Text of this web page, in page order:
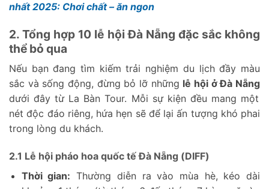
nhất 2025: Chơi chất – ăn ngon
2. Tổng hợp 10 lễ hội Đà Nẵng đặc sắc không
thể bỏ qua
Nếu bạn đang tìm kiếm trải nghiệm du lịch đầy màu
sắc và sống động, đừng bỏ lỡ những lễ hội ở Đà Nẵng
dưới đây từ La Bàn Tour. Mỗi sự kiện đều mang một
nét độc đáo riêng, hứa hẹn sẽ để lại ấn tượng khó phai
trong lòng du khách.
2.1 Lễ hội pháo hoa quốc tế Đà Nẵng (DIFF)
Thời gian: Thường diễn ra vào mùa hè, kéo dài